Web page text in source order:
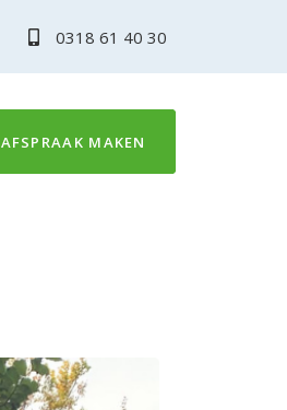
0318 61 40 30
AFSPRAAK MAKEN